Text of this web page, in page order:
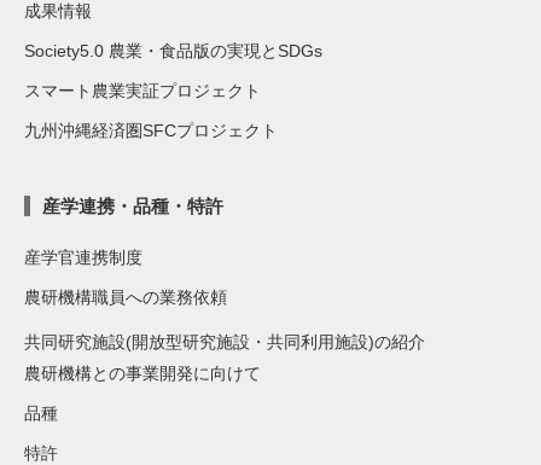
成果情報
Society5.0 農業・食品版の実現とSDGs
スマート農業実証プロジェクト
九州沖縄経済圏SFCプロジェクト
産学連携・品種・特許
産学官連携制度
農研機構職員への業務依頼
共同研究施設(開放型研究施設・共同利用施設)の紹介
農研機構との事業開発に向けて
品種
特許